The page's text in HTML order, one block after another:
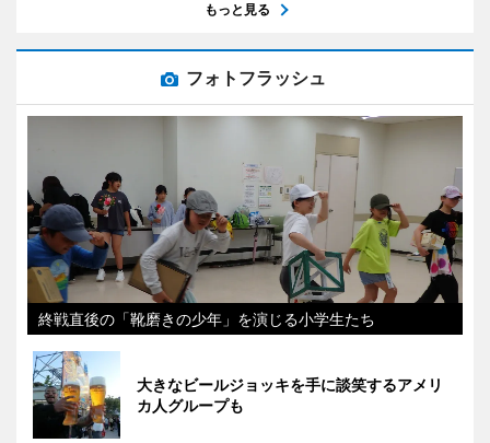
もっと見る
フォトフラッシュ
終戦直後の「靴磨きの少年」を演じる小学生たち
大きなビールジョッキを手に談笑するアメリ
カ人グループも